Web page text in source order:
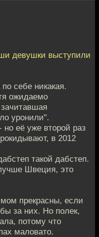
девушки выступили
себе никакая.
ожидаемо
уронили".
её уже второй раз
в 2012
такой дабстеп.
Швеция, это
прекрасны, если
за них. Но полек,
потому что
маловато.